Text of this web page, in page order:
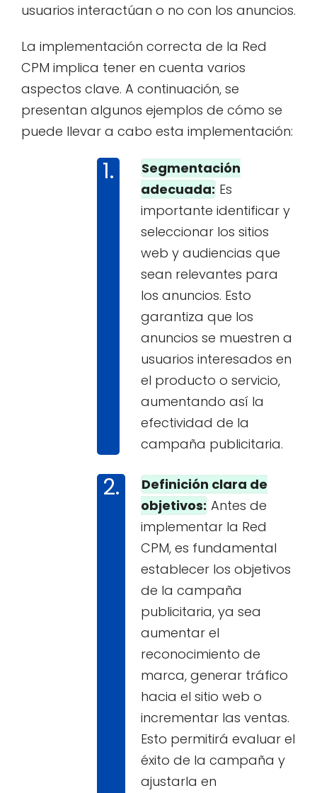
usuarios interactúan o no con los anuncios.
La implementación correcta de la Red
CPM implica tener en cuenta varios
aspectos clave. A continuación, se
presentan algunos ejemplos de cómo se
puede llevar a cabo esta implementación:
Segmentación
adecuada: Es
importante identificar y
seleccionar los sitios
web y audiencias que
sean relevantes para
los anuncios. Esto
garantiza que los
anuncios se muestren a
usuarios interesados en
el producto o servicio,
aumentando así la
efectividad de la
campaña publicitaria.
Definición clara de
objetivos: Antes de
implementar la Red
CPM, es fundamental
establecer los objetivos
de la campaña
publicitaria, ya sea
aumentar el
reconocimiento de
marca, generar tráfico
hacia el sitio web o
incrementar las ventas.
Esto permitirá evaluar el
éxito de la campaña y
ajustarla en